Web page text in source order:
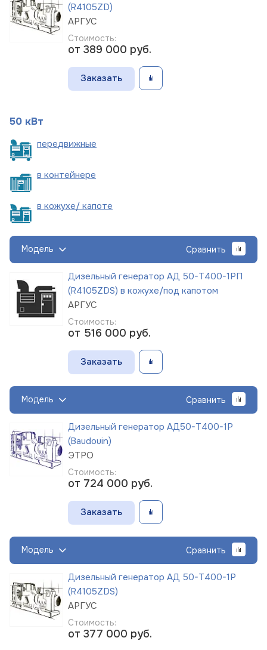
(R4105ZD)
АРГУС
Стоимость:
от 389 000 руб.
Заказать
50 кВт
передвижные
в контейнере
в кожухе/ капоте
Модель Сравнить
Дизельный генератор АД 50-Т400-1РП
(R4105ZDS) в кожухе/под капотом
АРГУС
Стоимость:
от 516 000 руб.
Заказать
Модель Сравнить
Дизельный генератор АД50-Т400-1Р
(Baudouin)
ЭТРО
Стоимость:
от 724 000 руб.
Заказать
Модель Сравнить
Дизельный генератор АД 50-Т400-1Р
(R4105ZDS)
АРГУС
Стоимость:
от 377 000 руб.